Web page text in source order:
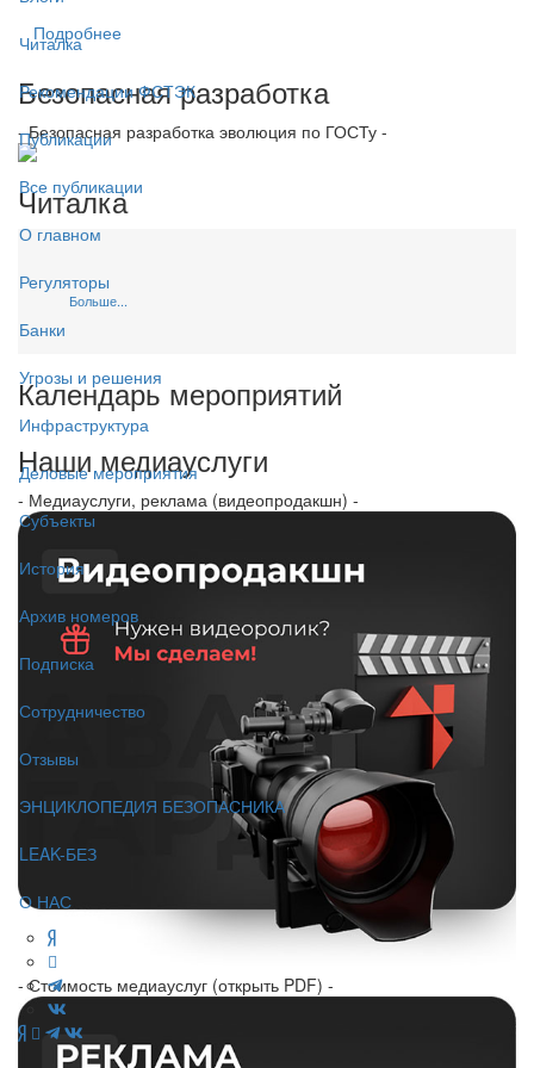
Читалка
Рекомендации ФСТЭК
Публикации
Все публикации
О главном
Регуляторы
Банки
Угрозы и решения
Инфраструктура
Деловые мероприятия
Субъекты
История
Архив номеров
Подписка
Сотрудничество
Отзывы
ЭНЦИКЛОПЕДИЯ БЕЗОПАСНИКА
LEAK-БЕЗ
О НАС
Подробнее
Безопасная разработка
- Безопасная разработка эволюция по ГОСТу -
Читалка
Больше...
Календарь мероприятий
Наши медиауслуги
- Медиауслуги, реклама (видеопродакшн) -
- Стоимость медиауслуг (открыть PDF) -